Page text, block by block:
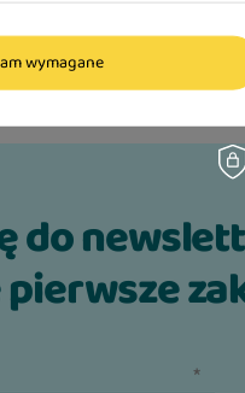
do
wymagane